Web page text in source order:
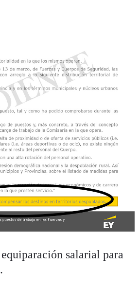
salarial para